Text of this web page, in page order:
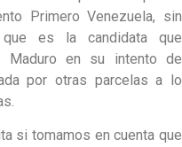
Primero Venezuela, sin
es la candidata que
Maduro en su intento de
por otras parcelas a lo
si tomamos en cuenta que